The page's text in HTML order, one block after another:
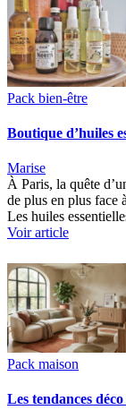
Pack bien-être
Boutique d’huiles
Marise
À Paris, la quête
de plus en plus face
Les huiles
Voir article
Pack maison
Les tendances